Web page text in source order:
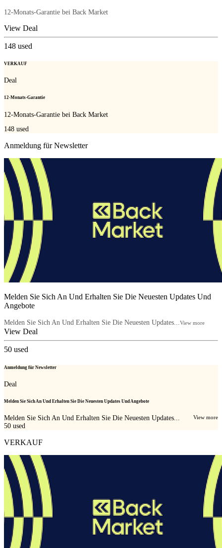
12-Monats-Garantie bei Back Market
View Deal
148 used
VERKAUF
Deal
12-Monats-Garantie
12-Monats-Garantie bei Back Market
148 used
Anmeldung für Newsletter
Melden Sie Sich An Und Erhalten Sie Die Neuesten Updates Und
Angebote
Melden Sie Sich An Und Erhalten Sie Die Neuesten Updates...View more
View Deal
50 used
Anmeldung für Newsletter
Deal
Melden Sie Sich An Und Erhalten Sie Die Neuesten Updates Und Angebote
Melden Sie Sich An Und Erhalten Sie Die Neuesten Updates... View more
50 used
VERKAUF